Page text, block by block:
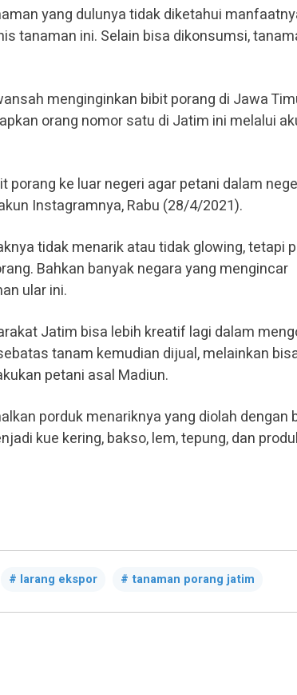
yang dulunya tidak diketahui
tanaman ini. Selain bisa dikonsumsi,
menginginkan bibit porang di Jawa
orang nomor satu di Jatim ini melalui
porang ke luar negeri agar petani dalam
Instagramnya, Rabu (28/4/2021).
tidak menarik atau tidak glowing, tetapi
Bahkan banyak negara yang mengincar
ular ini.
Jatim bisa lebih kreatif lagi dalam
tanam kemudian dijual, melainkan
petani asal Madiun.
porduk menariknya yang diolah dengan
kue kering, bakso, lem, tepung, dan
larang ekspor tanaman porang jatim